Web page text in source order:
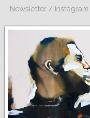
Newsletter / Instagram